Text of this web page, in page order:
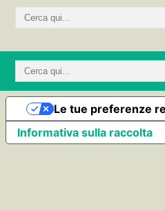
Informativa sulla raccolta
Le tue preferenze